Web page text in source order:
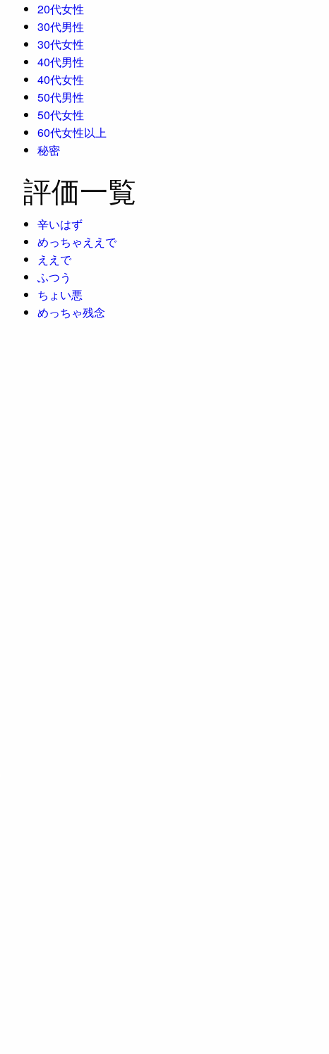
20代女性
30代男性
30代女性
40代男性
40代女性
50代男性
50代女性
60代女性以上
秘密
評価一覧
辛いはず
めっちゃええで
ええで
ふつう
ちょい悪
めっちゃ残念